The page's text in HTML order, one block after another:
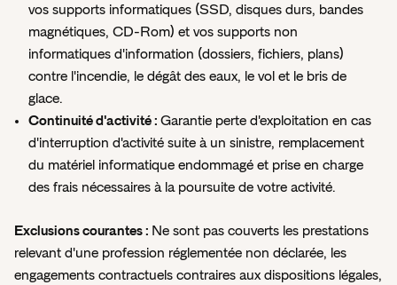
vos supports informatiques (SSD, disques durs, bandes
magnétiques, CD-Rom) et vos supports non
informatiques d'information (dossiers, fichiers, plans)
contre l'incendie, le dégât des eaux, le vol et le bris de
glace.
Continuité d'activité : Garantie perte d'exploitation en cas
d'interruption d'activité suite à un sinistre, remplacement
du matériel informatique endommagé et prise en charge
des frais nécessaires à la poursuite de votre activité.
Exclusions courantes : Ne sont pas couverts les prestations
relevant d'une profession réglementée non déclarée, les
engagements contractuels contraires aux dispositions légales,